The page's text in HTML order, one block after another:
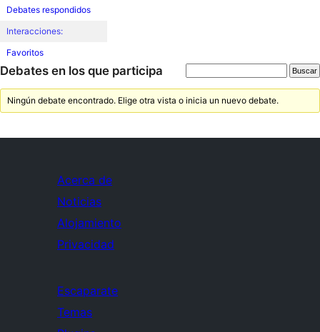
Debates respondidos
Interacciones:
Favoritos
Debates en los que participa
Ningún debate encontrado. Elige otra vista o inicia un nuevo debate.
Acerca de
Noticias
Alojamiento
Privacidad
Escaparate
Temas